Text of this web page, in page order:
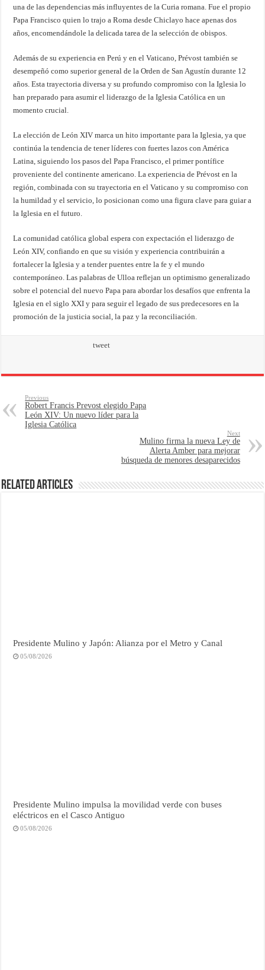
una de las dependencias más influyentes de la Curia romana. Fue el propio
Papa Francisco quien lo trajo a Roma desde Chiclayo hace apenas dos
años, encomendándole la delicada tarea de la selección de obispos.
Además de su experiencia en Perú y en el Vaticano, Prévost también se
desempeñó como superior general de la Orden de San Agustín durante 12
años. Esta trayectoria diversa y su profundo compromiso con la Iglesia lo
han preparado para asumir el liderazgo de la Iglesia Católica en un
momento crucial.
La elección de León XIV marca un hito importante para la Iglesia, ya que
continúa la tendencia de tener líderes con fuertes lazos con América
Latina, siguiendo los pasos del Papa Francisco, el primer pontífice
proveniente del continente americano. La experiencia de Prévost en la
región, combinada con su trayectoria en el Vaticano y su compromiso con
la humildad y el servicio, lo posicionan como una figura clave para guiar a
la Iglesia en el futuro.
La comunidad católica global espera con expectación el liderazgo de
León XIV, confiando en que su visión y experiencia contribuirán a
fortalecer la Iglesia y a tender puentes entre la fe y el mundo
contemporáneo. Las palabras de Ulloa reflejan un optimismo generalizado
sobre el potencial del nuevo Papa para abordar los desafíos que enfrenta la
Iglesia en el siglo XXI y para seguir el legado de sus predecesores en la
promoción de la justicia social, la paz y la reconciliación.
tweet
Previous
Robert Francis Prevost elegido Papa
León XIV: Un nuevo líder para la
Iglesia Católica
Next
Mulino firma la nueva Ley de
Alerta Amber para mejorar
búsqueda de menores desaparecidos
Related Articles
Presidente Mulino y Japón: Alianza por el Metro y Canal
05/08/2026
Presidente Mulino impulsa la movilidad verde con buses
eléctricos en el Casco Antiguo
05/08/2026